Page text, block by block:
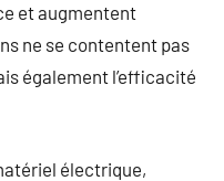
et augmentent
ne se contentent pas
également l’efficacité
électrique,